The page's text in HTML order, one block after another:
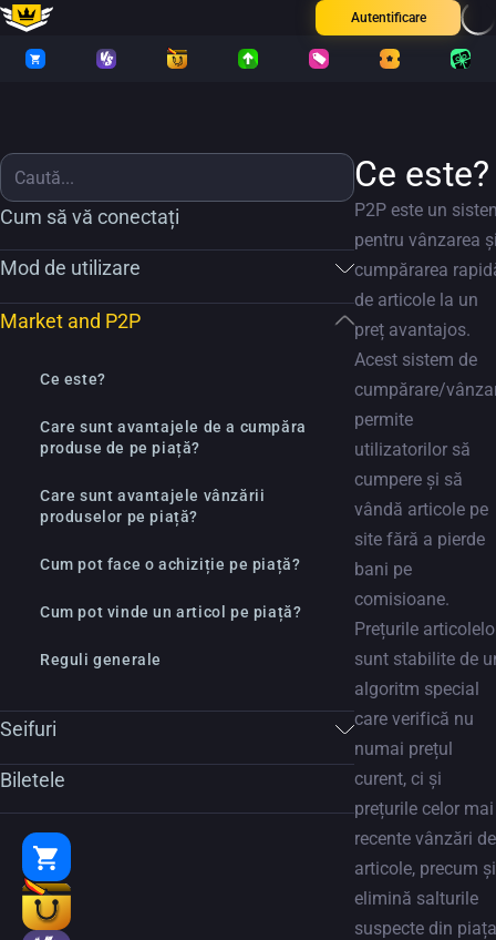
Autentificare
Cum să vă conectați
Mod de utilizare
Market and P2P
Ce este?
Care sunt avantajele de a cumpăra
produse de pe piață?
Care sunt avantajele vânzării
produselor pe piață?
Cum pot face o achiziție pe piață?
Cum pot vinde un articol pe piață?
Reguli generale
Seifuri
Biletele
Ce este?
P2P este un
pentru vânzarea
cumpărarea
de articole la un
preț avantajos.
Acest sistem de
cumpărare/
permite
utilizatorilor să
cumpere și să
vândă articole pe
site fără a pierde
bani pe
comisioane.
Prețurile
sunt stabilite de
algoritm special
care verifică nu
numai prețul
curent, ci și
prețurile celor mai
recente vânzări de
articole, precum și
elimină salturile
suspecte din piața